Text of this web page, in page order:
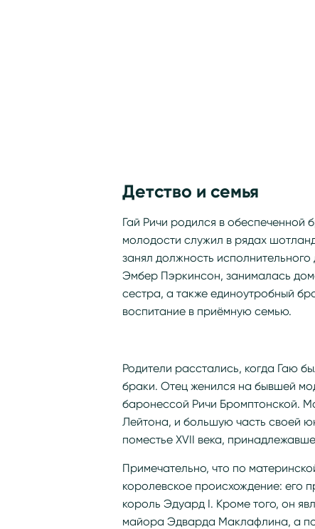
Детство и семья
Гай Ричи родился в обеспеченной
молодости служил в рядах
занял должность
Эмбер Пэркинсон, занималась
сестра, а также единоутробный
воспитание в приёмную семью.
Родители расстались, когда Гаю
браки. Отец женился на бывшей
баронессой Ричи Бромптонской.
Лейтона, и большую часть своей
поместье XVII века,
Примечательно, что по
королевское происхождение: его
король Эдуард I. Кроме того, он
майора Эдварда Маклафлина, а по